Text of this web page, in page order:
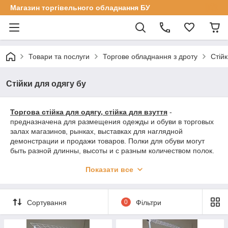
Магазин торгівельного обладнання БУ
Товари та послуги Торгове обладнання з дроту
Стійки для одягу бу
Торгова стійка для одягу, стійка для взуття -
предназначена для размещения одежды и обуви в торговых
залах магазинов, рынках, выставках для наглядной
демонстрации и продажи товаров. Полки для обуви могут
быть разной длинны, высоты и с разным количеством полок.
металлического прута и окрашены порошковой краской,
повреждений в процессе эксплуатации. Полки для обуви и
одежды мобильны и имеют небольшой вес, это позволяет
без проблем их перемещать в торговом помещении. Если в
стендах для торговли нет необходимости, их можно сложить.
Показати все
Сортування 0 Фільтри